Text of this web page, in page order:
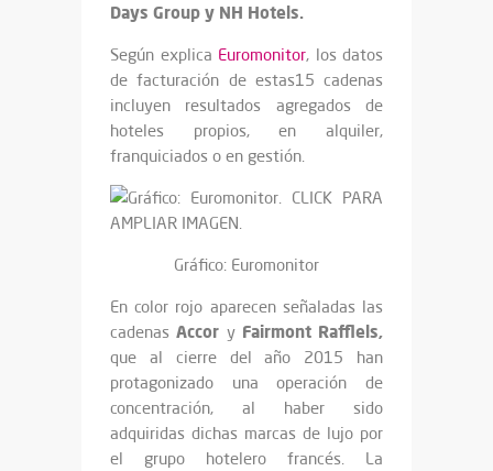
Days Group y NH Hotels.
Según explica Euromonitor, los datos
de facturación de estas15 cadenas
incluyen resultados agregados de
hoteles propios, en alquiler,
franquiciados o en gestión.
Gráfico: Euromonitor
En color rojo aparecen señaladas las
cadenasAccor y Fairmont Rafflels,
que al cierre del año 2015 han
protagonizado una operación de
concentración, al haber sido
adquiridas dichas marcas de lujo por
el grupo hotelero francés. La